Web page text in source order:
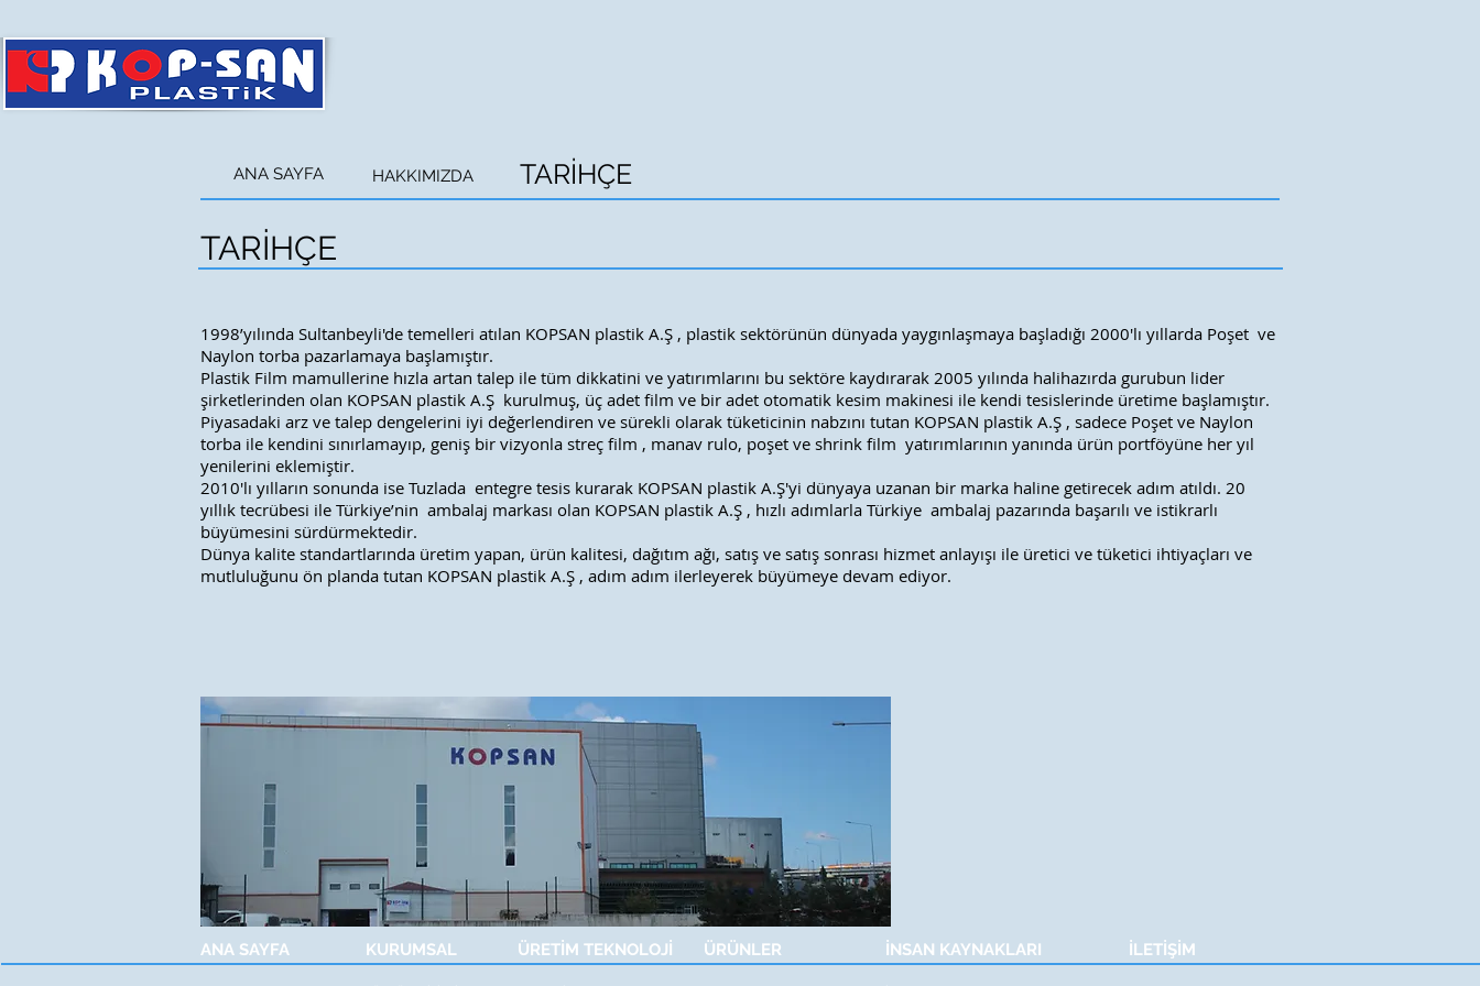
ANA SAYFA HAKKIMIZDA TARİHÇE
TARİHÇE
1998’yılında Sultanbeyli'de temelleri atılan KOPSAN plastik A.Ş , plastik sektörünün dünyada yaygınlaşmaya başladığı 2000′lı yıllarda Poşet ve
Naylon torba pazarlamaya başlamıştır.
Plastik Film mamullerine hızla artan talep ile tüm dikkatini ve yatırımlarını bu sektöre kaydırarak 2005 yılında halihazırda gurubun lider
şirketlerinden olan KOPSAN plastik A.Ş kurulmuş, üç adet film ve bir adet otomatik kesim makinesi ile kendi tesislerinde üretime başlamıştır.
Piyasadaki arz ve talep dengelerini iyi değerlendiren ve sürekli olarak tüketicinin nabzını tutan KOPSAN plastik A.Ş , sadece Poşet ve Naylon
torba ile kendini sınırlamayıp, geniş bir vizyonla streç film , manav rulo, poşet ve shrink film yatırımlarının yanında ürün portföyüne her yıl
yenilerini eklemiştir.
2010′lı yılların sonunda ise Tuzlada entegre tesis kurarak KOPSAN plastik A.Ş'yi dünyaya uzanan bir marka haline getirecek adım atıldı. 20
yıllık tecrübesi ile Türkiye’nin ambalaj markası olan KOPSAN plastik A.Ş , hızlı adımlarla Türkiye ambalaj pazarında başarılı ve istikrarlı
büyümesini sürdürmektedir.
Dünya kalite standartlarında üretim yapan, ürün kalitesi, dağıtım ağı, satış ve satış sonrası hizmet anlayışı ile üretici ve tüketici ihtiyaçları ve
mutluluğunu ön planda tutan KOPSAN plastik A.Ş , adım adım ilerleyerek büyümeye devam ediyor.
ANA SAYFA KURUMSAL ÜRETİM TEKNOLOJİ ÜRÜNLER İNSAN KAYNAKLARI İLETİŞİM